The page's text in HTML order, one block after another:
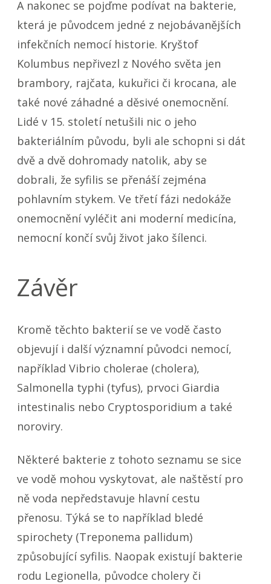
A nakonec se pojďme podívat na bakterie,
která je původcem jedné z nejobávanějších
infekčních nemocí historie. Kryštof
Kolumbus nepřivezl z Nového světa jen
brambory, rajčata, kukuřici či krocana, ale
také nové záhadné a děsivé onemocnění.
Lidé v 15. století netušili nic o jeho
bakteriálním původu, byli ale schopni si dát
dvě a dvě dohromady natolik, aby se
dobrali, že syfilis se přenáší zejména
pohlavním stykem. Ve třetí fázi nedokáže
onemocnění vyléčit ani moderní medicína,
nemocní končí svůj život jako šílenci.
Závěr
Kromě těchto bakterií se ve vodě často
objevují i další významní původci nemocí,
například Vibrio cholerae (cholera),
Salmonella typhi (tyfus), prvoci Giardia
intestinalis nebo Cryptosporidium a také
noroviry.
Některé bakterie z tohoto seznamu se sice
ve vodě mohou vyskytovat, ale naštěstí pro
ně voda nepředstavuje hlavní cestu
přenosu. Týká se to například bledé
spirochety (Treponema pallidum)
způsobující syfilis. Naopak existují bakterie
rodu Legionella, původce cholery či